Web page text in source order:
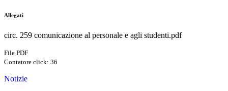
Allegati
circ. 259 comunicazione al personale e agli studenti.pdf
File PDF
Contatore click: 36
Notizie